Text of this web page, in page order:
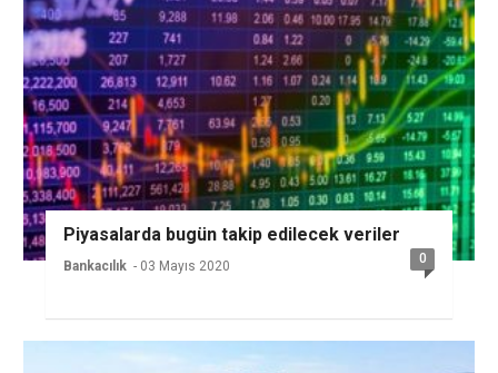
Piyasalarda bugün takip edilecek veriler
Bankacılık - 03 Mayıs 2020 0